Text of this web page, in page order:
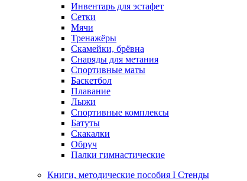
Инвентарь для эстафет
Сетки
Мячи
Тренажёры
Скамейки, брёвна
Снаряды для метания
Спортивные маты
Баскетбол
Плавание
Лыжи
Спортивные комплексы
Батуты
Скакалки
Обруч
Палки гимнастические
Книги, методические пособия I Стенды